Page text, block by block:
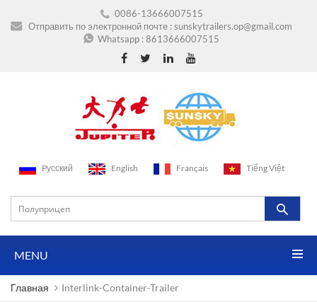
0086-13666007515
Отправить по электронной почте :sunskytrailers.op@gmail.com
Whatsapp :8613666007515
Pусский English Français Tiếng Việt
MENU
Главная Interlink-Container-Trailer